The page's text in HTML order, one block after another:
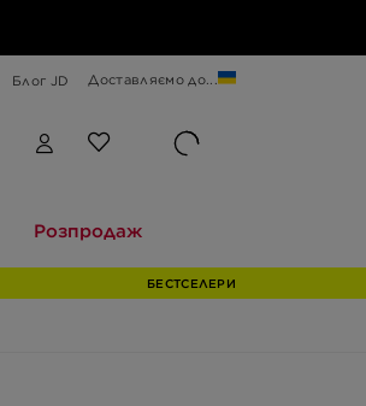
Блог JD Доставляємо до...
Розпродаж
БЕСТСЕЛЕРИ